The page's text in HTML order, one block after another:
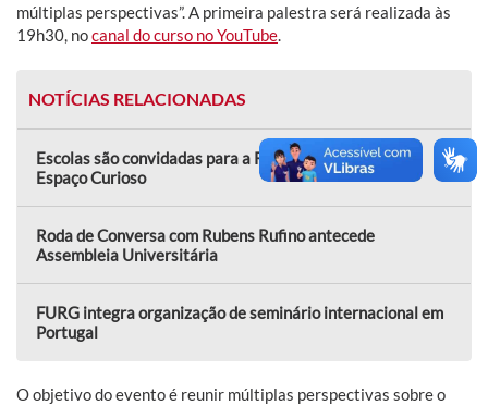
múltiplas perspectivas”. A primeira palestra será realizada às
19h30, nocanal do curso no YouTube.
NOTÍCIAS RELACIONADAS
Escolas são convidadas para a Rua das Crianças e o
Espaço Curioso
Roda de Conversa com Rubens Rufino antecede
Assembleia Universitária
FURG integra organização de seminário internacional em
Portugal
O objetivo do evento é reunir múltiplas perspectivas sobre o